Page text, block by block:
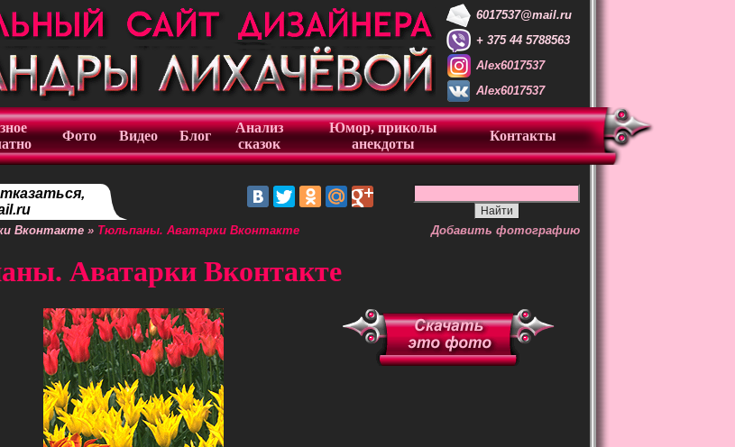
6017537@mail.ru
+ 375 44 5788563
Alex6017537
Alex6017537
Фото Видео Блог
Анализ
сказок
Юмор, приколы
анекдоты
Контакты
Вконтакте » Тюльпаны. Аватарки Вконтакте Добавить фотографию
Аватарки Вконтакте